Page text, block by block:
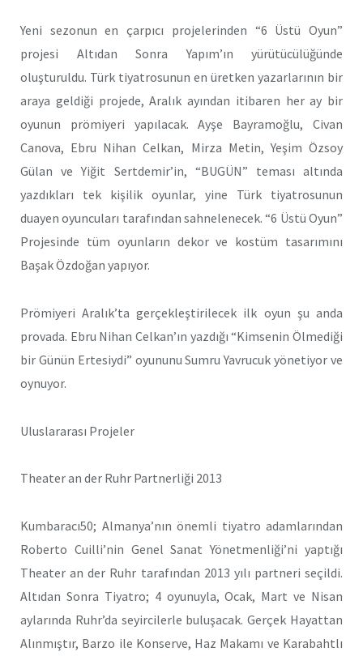
Yeni sezonun en çarpıcı projelerinden “6 Üstü Oyun”
projesi Altıdan Sonra Yapım’ın yürütücülüğünde
oluşturuldu. Türk tiyatrosunun en üretken yazarlarının bir
araya geldiği projede, Aralık ayından itibaren her ay bir
oyunun prömiyeri yapılacak. Ayşe Bayramoğlu, Civan
Canova, Ebru Nihan Celkan, Mirza Metin, Yeşim Özsoy
Gülan ve Yiğit Sertdemir’in, “BUGÜN” teması altında
yazdıkları tek kişilik oyunlar, yine Türk tiyatrosunun
duayen oyuncuları tarafından sahnelenecek. “6 Üstü Oyun”
Projesinde tüm oyunların dekor ve kostüm tasarımını
Başak Özdoğan yapıyor.
Prömiyeri Aralık’ta gerçekleştirilecek ilk oyun şu anda
provada. Ebru Nihan Celkan’ın yazdığı “Kimsenin Ölmediği
bir Günün Ertesiydi” oyununu Sumru Yavrucuk yönetiyor ve
oynuyor.
Uluslararası Projeler
Theater an der Ruhr Partnerliği 2013
Kumbaracı50; Almanya’nın önemli tiyatro adamlarından
Roberto Cuilli’nin Genel Sanat Yönetmenliği’ni yaptığı
Theater an der Ruhr tarafından 2013 yılı partneri seçildi.
Altıdan Sonra Tiyatro; 4 oyunuyla, Ocak, Mart ve Nisan
aylarında Ruhr’da seyircilerle buluşacak. Gerçek Hayattan
Alınmıştır, Barzo ile Konserve, Haz Makamı ve Karabahtlı